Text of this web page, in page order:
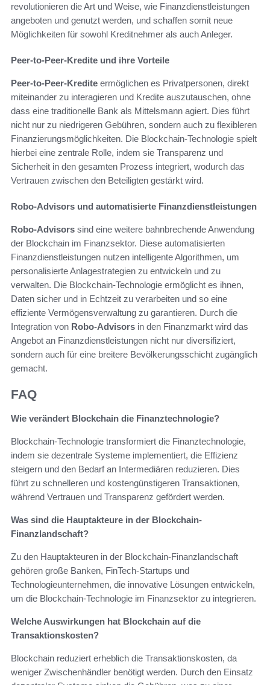
revolutionieren die Art und Weise, wie Finanzdienstleistungen
angeboten und genutzt werden, und schaffen somit neue
Möglichkeiten für sowohl Kreditnehmer als auch Anleger.
Peer-to-Peer-Kredite und ihre Vorteile
Peer-to-Peer-Kredite ermöglichen es Privatpersonen, direkt
miteinander zu interagieren und Kredite auszutauschen, ohne
dass eine traditionelle Bank als Mittelsmann agiert. Dies führt
nicht nur zu niedrigeren Gebühren, sondern auch zu flexibleren
Finanzierungsmöglichkeiten. Die Blockchain-Technologie spielt
hierbei eine zentrale Rolle, indem sie Transparenz und
Sicherheit in den gesamten Prozess integriert, wodurch das
Vertrauen zwischen den Beteiligten gestärkt wird.
Robo-Advisors und automatisierte Finanzdienstleistungen
Robo-Advisors sind eine weitere bahnbrechende Anwendung
der Blockchain im Finanzsektor. Diese automatisierten
Finanzdienstleistungen nutzen intelligente Algorithmen, um
personalisierte Anlagestrategien zu entwickeln und zu
verwalten. Die Blockchain-Technologie ermöglicht es ihnen,
Daten sicher und in Echtzeit zu verarbeiten und so eine
effiziente Vermögensverwaltung zu garantieren. Durch die
Integration von Robo-Advisors in den Finanzmarkt wird das
Angebot an Finanzdienstleistungen nicht nur diversifiziert,
sondern auch für eine breitere Bevölkerungsschicht zugänglich
gemacht.
FAQ
Wie verändert Blockchain die Finanztechnologie?
Blockchain-Technologie transformiert die Finanztechnologie,
indem sie dezentrale Systeme implementiert, die Effizienz
steigern und den Bedarf an Intermediären reduzieren. Dies
führt zu schnelleren und kostengünstigeren Transaktionen,
während Vertrauen und Transparenz gefördert werden.
Was sind die Hauptakteure in der Blockchain-
Finanzlandschaft?
Zu den Hauptakteuren in der Blockchain-Finanzlandschaft
gehören große Banken, FinTech-Startups und
Technologieunternehmen, die innovative Lösungen entwickeln,
um die Blockchain-Technologie im Finanzsektor zu integrieren.
Welche Auswirkungen hat Blockchain auf die
Transaktionskosten?
Blockchain reduziert erheblich die Transaktionskosten, da
weniger Zwischenhändler benötigt werden. Durch den Einsatz